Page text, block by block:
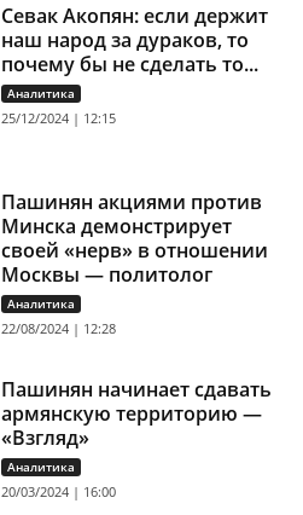
Севак Акопян: если держит
наш народ за дураков, то
почему бы не сделать то...
Аналитика
25/12/2024 | 12:15
Пашинян акциями против
Минска демонстрирует
своей «нерв» в отношении
Москвы — политолог
Аналитика
22/08/2024 | 12:28
Пашинян начинает сдавать
армянскую территорию —
«Взгляд»
Аналитика
20/03/2024 | 16:00